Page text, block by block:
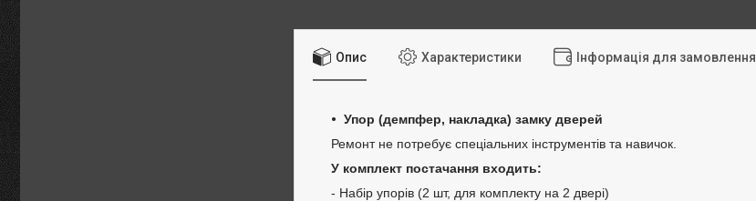
Опис Характеристики Інформація для замовлення
Упор (демпфер, накладка) замку дверей
Ремонт не потребує спеціальних інструментів та навичок.
У комплект постачання входить:
- Набір упорів (2 шт, для комплекту на 2 двері)